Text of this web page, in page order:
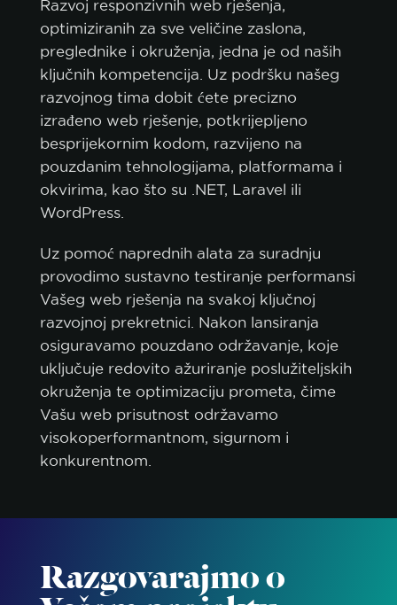
Razvoj responzivnih web rješenja,
optimiziranih za sve veličine zaslona,
preglednike i okruženja, jedna je od naših
ključnih kompetencija. Uz podršku našeg
razvojnog tima dobit ćete precizno
izrađeno web rješenje, potkrijepljeno
besprijekornim kodom, razvijeno na
pouzdanim tehnologijama, platformama i
okvirima, kao što su .NET, Laravel ili
WordPress.
Uz pomoć naprednih alata za suradnju
provodimo sustavno testiranje performansi
Vašeg web rješenja na svakoj ključnoj
razvojnoj prekretnici. Nakon lansiranja
osiguravamo pouzdano održavanje, koje
uključuje redovito ažuriranje poslužiteljskih
okruženja te optimizaciju prometa, čime
Vašu web prisutnost održavamo
visokoperformantnom, sigurnom i
konkurentnom.
Razgovarajmo o
politiku
kolačića.
PRIHVATI SVE